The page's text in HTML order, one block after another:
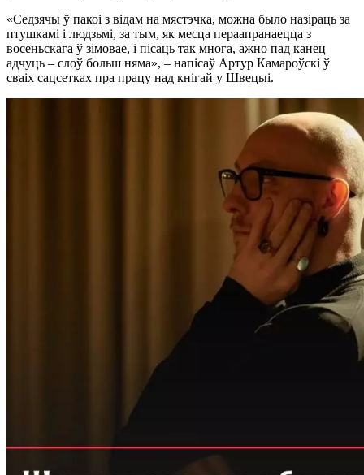
«Седзячы ў пакоі з відам на мястэчка, можна было назіраць за
птушкамі і людзьмі, за тым, як месца пераапранаецца з
восеньскага ў зімовае, і пісаць так многа, ажно пад канец
адчуць – слоў больш няма», – напісаў Артур Камароўскі ў
сваіх сацсетках пра працу над кнігай у Швецыі.